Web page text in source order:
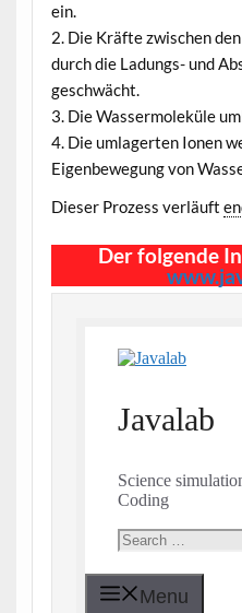
ein.
2. Die Kräfte zwischen
durch die Ladungs- und
geschwächt.
3. Die Wassermoleküle
4. Die umlagerten Ionen
Eigenbewegung von
Dieser Prozess verläuft
Der folgende